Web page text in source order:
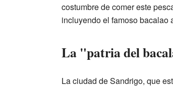
costumbre de comer este
incluyendo el famoso bacalao
La "patria del
La ciudad de Sandrigo, que